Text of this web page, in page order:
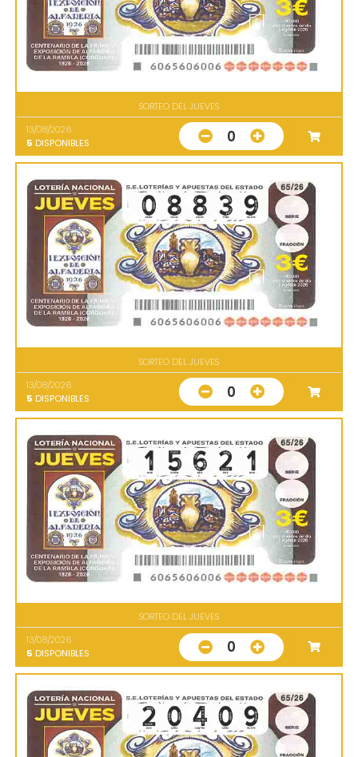
SORTEO DEL JUEVES
13/08/2026
5 DISPONIBLES 0
SORTEO DEL JUEVES
13/08/2026
5 DISPONIBLES 0
SORTEO DEL JUEVES
13/08/2026
5 DISPONIBLES 0